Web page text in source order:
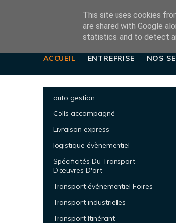
ACCUEIL ENTREPRISE NOS
auto gestion
Colis accompagné
Livraison express
logistique évènementiel
Spécificités Du Transport
D'œuvres D'art
Transport événementiel Foires
Transport industrielles
Transport Itinérant
This site uses cookies
are shared with Google
statistics, and to detect